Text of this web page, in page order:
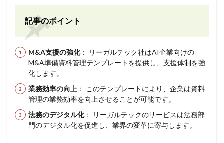
記事のポイント
M&A支援の強化： リーガルテック社はAI企業向けの
M&A準備資料管理テンプレートを提供し、支援体制を強
化します。
業務効率の向上 ： このテンプレートにより、企業は資料
管理の業務効率を向上させることが可能です。
法務のデジタル化： リーガルテックのサービスは法務部
門のデジタル化を促進し、業界の変革に寄与します。